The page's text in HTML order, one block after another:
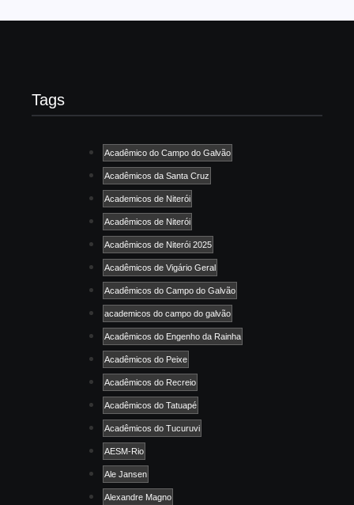
Tags
Acadêmico do Campo do Galvão
Acadêmicos da Santa Cruz
Academicos de Niterói
Acadêmicos de Niterói
Acadêmicos de Niterói 2025
Acadêmicos de Vigário Geral
Acadêmicos do Campo do Galvão
academicos do campo do galvão
Acadêmicos do Engenho da Rainha
Acadêmicos do Peixe
Acadêmicos do Recreio
Acadêmicos do Tatuapé
Acadêmicos do Tucuruvi
AESM-Rio
Ale Jansen
Alexandre Magno